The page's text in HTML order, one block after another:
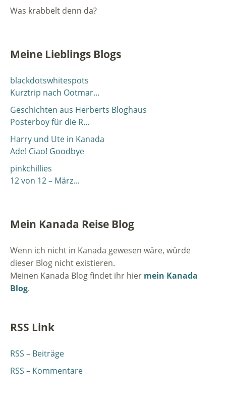
Was krabbelt denn da?
Meine Lieblings Blogs
blackdotswhitespots
Kurztrip nach Ootmar...
Geschichten aus Herberts Bloghaus
Posterboy für die R...
Harry und Ute in Kanada
Ade! Ciao! Goodbye
pinkchillies
12 von 12 – März...
Mein Kanada Reise Blog
Wenn ich nicht in Kanada gewesen wäre, würde
dieser Blog nicht existieren.
Meinen Kanada Blog findet ihr hier mein Kanada
Blog.
RSS Link
RSS – Beiträge
RSS – Kommentare